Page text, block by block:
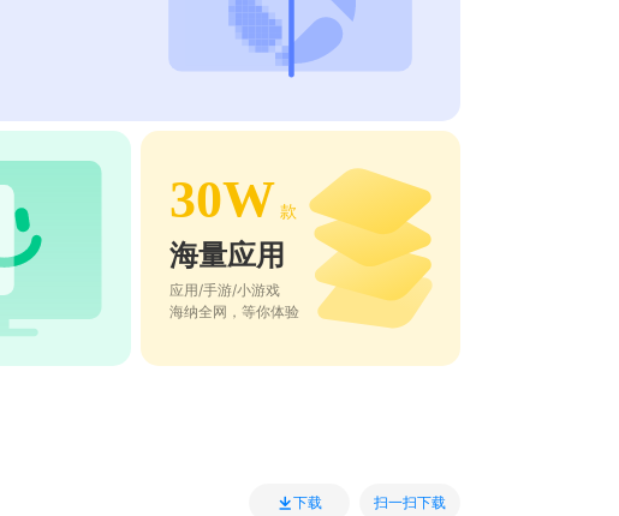
30W 款
海量应用
应用/手游/小游戏
海纳全网，等你体验
下载 扫一扫下载